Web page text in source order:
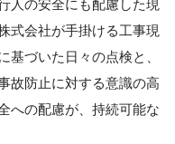
人の安全にも配慮した現
式会社が手掛ける工事現
基づいた日々の点検と、
故防止に対する意識の高
への配慮が、持続可能な